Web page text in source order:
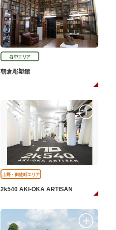
谷中エリア
朝倉彫塑館
上野・御徒町エリア
2k540 AKI-OKA ARTISAN